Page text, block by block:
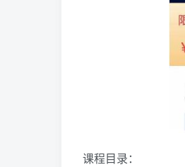
课程目录：